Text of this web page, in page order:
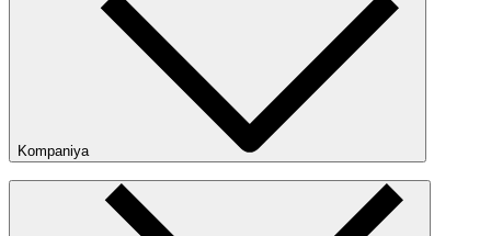
Kompaniya
Kompaniya haqida
Bizning do‘konlarimiz
Ommaviy oferta